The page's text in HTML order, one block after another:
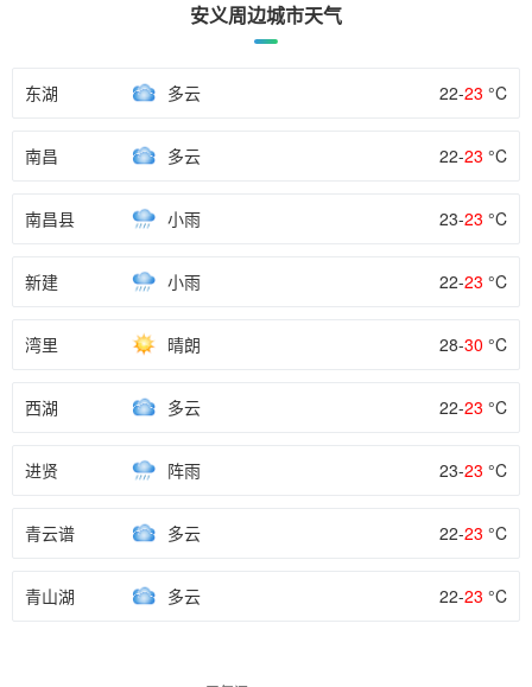
安义周边城市天气
东湖 多云 22-23 °C
南昌 多云 22-23 °C
南昌县 小雨 23-23 °C
新建 小雨 22-23 °C
湾里 晴朗 28-30 °C
西湖 多云 22-23 °C
进贤 阵雨 23-23 °C
青云谱 多云 22-23 °C
青山湖 多云 22-23 °C